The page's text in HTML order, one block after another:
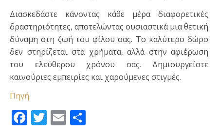
Διασκεδάστε κάνοντας κάθε μέρα διαφορετικές
δραστηριότητες, αποτελώντας ουσιαστικά μια θετική
δύναμη στη ζωή του φίλου σας. Το καλύτερο δώρο
δεν στηρίζεται στα χρήματα, αλλά στην αφιέρωση
του ελεύθερου χρόνου σας. Δημιουργείστε
καινούριες εμπειρίες και χαρούμενες στιγμές.
Πηγή
Facebook
Twitter
Email